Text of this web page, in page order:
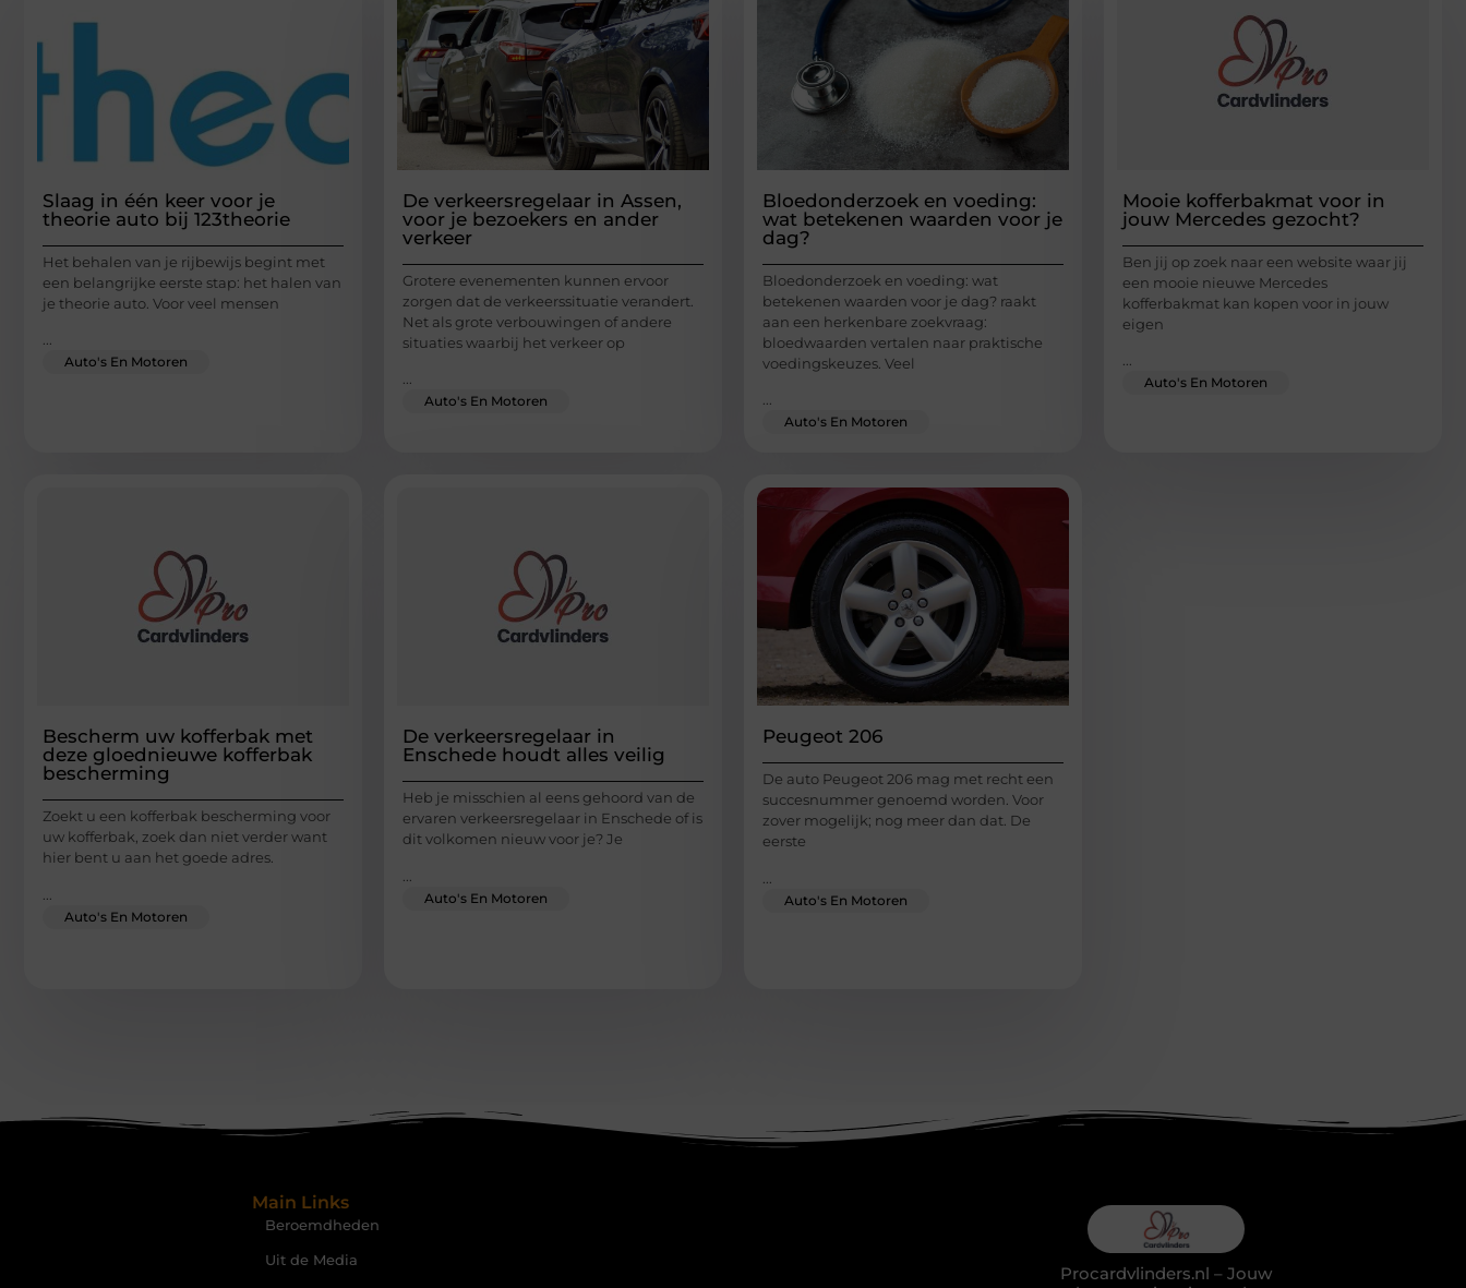
Slaag in één keer voor je
theorie auto bij 123theorie
Het behalen van je rijbewijs begint met
een belangrijke eerste stap: het halen van
je theorie auto. Voor veel mensen
...
Auto's En Motoren
De verkeersregelaar in Assen,
voor je bezoekers en ander
verkeer
Grotere evenementen kunnen ervoor
zorgen dat de verkeerssituatie verandert.
Net als grote verbouwingen of andere
situaties waarbij het verkeer op
...
Auto's En Motoren
Bloedonderzoek en voeding:
wat betekenen waarden voor je
dag?
Bloedonderzoek en voeding: wat
betekenen waarden voor je dag? raakt
aan een herkenbare zoekvraag:
bloedwaarden vertalen naar praktische
voedingskeuzes. Veel
...
Auto's En Motoren
Mooie kofferbakmat voor in
jouw Mercedes gezocht?
Ben jij op zoek naar een website waar jij
een mooie nieuwe Mercedes
kofferbakmat kan kopen voor in jouw
eigen
...
Auto's En Motoren
Bescherm uw kofferbak met
deze gloednieuwe kofferbak
bescherming
Zoekt u een kofferbak bescherming voor
uw kofferbak, zoek dan niet verder want
hier bent u aan het goede adres.
Auto's En Motoren
De verkeersregelaar in
Enschede houdt alles veilig
Heb je misschien al eens gehoord van de
ervaren verkeersregelaar in Enschede of is
dit volkomen nieuw voor je? Je
Auto's En Motoren
Peugeot 206
De auto Peugeot 206 mag met recht een
succesnummer genoemd worden. Voor
zover mogelijk; nog meer dan dat. De
eerste
Auto's En Motoren
Main Links
Beroemdheden
Uit de Media
Procardvlinders.nl – Jouw